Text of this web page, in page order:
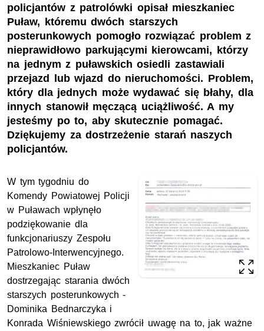
policjantów z patrolówki opisał mieszkaniec
Puław, któremu dwóch starszych
posterunkowych pomogło rozwiązać problem z
nieprawidłowo parkującymi kierowcami, którzy
na jednym z puławskich osiedli zastawiali
przejazd lub wjazd do nieruchomości. Problem,
który dla jednych może wydawać się błahy, dla
innych stanowił męczącą uciążliwość. A my
jesteśmy po to, aby skutecznie pomagać.
Dziękujemy za dostrzeżenie starań naszych
policjantów.
W tym tygodniu do
Komendy Powiatowej Policji
w Puławach wpłynęło
podziękowanie dla
funkcjonariuszy Zespołu
Patrolowo-Interwencyjnego.
Mieszkaniec Puław
dostrzegając starania dwóch
starszych posterunkowych -
Dominika Bednarczyka i
Konrada Wiśniewskiego zwrócił uwagę na to, jak ważne